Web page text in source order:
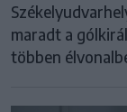
maradt a
többen